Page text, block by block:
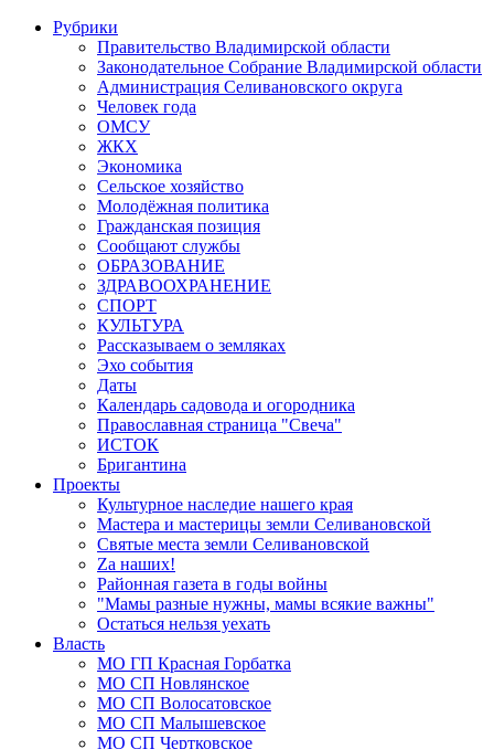
Рубрики
Правительство Владимирской области
Законодательное Собрание Владимирской области
Администрация Селивановского округа
Человек года
ОМСУ
ЖКХ
Экономика
Сельское хозяйство
Молодёжная политика
Гражданская позиция
Сообщают службы
ОБРАЗОВАНИЕ
ЗДРАВООХРАНЕНИЕ
СПОРТ
КУЛЬТУРА
Рассказываем о земляках
Эхо события
Даты
Календарь садовода и огородника
Православная страница "Свеча"
ИСТОК
Бригантина
Проекты
Культурное наследие нашего края
Мастера и мастерицы земли Селивановской
Святые места земли Селивановской
Zа наших!
Районная газета в годы войны
"Мамы разные нужны, мамы всякие важны"
Остаться нельзя уехать
Власть
МО ГП Красная Горбатка
МО СП Новлянское
МО СП Волосатовское
МО СП Малышевское
МО СП Чертковское